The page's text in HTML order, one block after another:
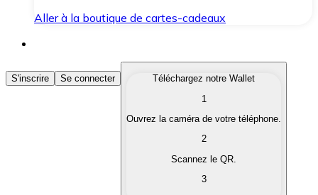
Aller à la boutique de cartes-cadeaux
Acheter des Cryptomonnaies
Achetez les cryptomonnaies qui vous intéressent
Convertissez vos cryptomonnaies en monnaie
S'inscrire Se connecter
Téléchargez notre Wallet
1
Ouvrez la caméra de votre téléphone.
2
Scannez le QR.
3